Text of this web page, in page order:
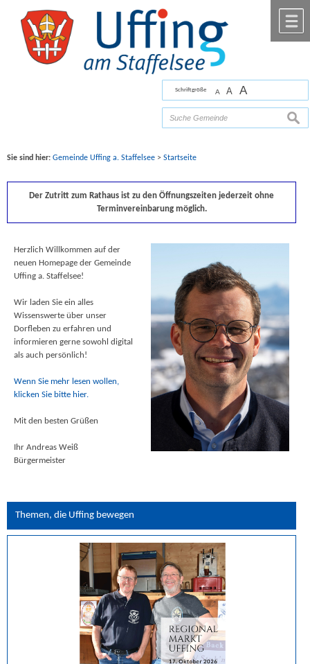
Schriftgröße A A A
Bilder mit freundlicher Unterstützung von FotografFlorian Werner
Sie sind hier: Gemeinde Uffing a. Staffelsee > Startseite
Der Zutritt zum Rathaus ist zu den Öffnungszeiten jederzeit ohne
Terminvereinbarung möglich.
Herzlich Willkommen auf der
neuen Homepage der Gemeinde
Uffing a. Staffelsee!
Wir laden Sie ein alles
Wissenswerte über unser
Dorfleben zu erfahren und
informieren gerne sowohl digital
als auch persönlich!
Wenn Sie mehr lesen wollen,
klicken Sie bitte hier.
Mit den besten Grüßen
Ihr Andreas Weiß
Bürgermeister
Themen, die Uffing bewegen